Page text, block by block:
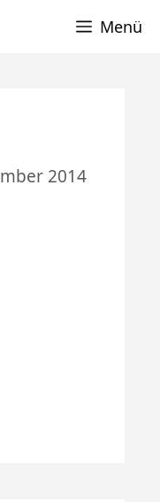
Menü
2014